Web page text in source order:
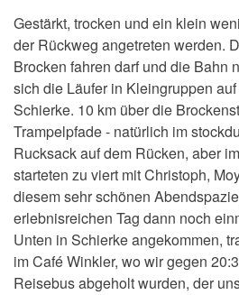
Gestärkt, trocken und ein klein
der Rückweg angetreten werden.
Brocken fahren darf und die Bahn
sich die Läufer in Kleingruppen
Schierke. 10 km über die
Trampelpfade - natürlich im
Rucksack auf dem Rücken, aber
starteten zu viert mit Christoph,
diesem sehr schönen
erlebnisreichen Tag dann noch
Unten in Schierke angekommen,
im Café Winkler, wo wir gegen
Reisebus abgeholt wurden, der